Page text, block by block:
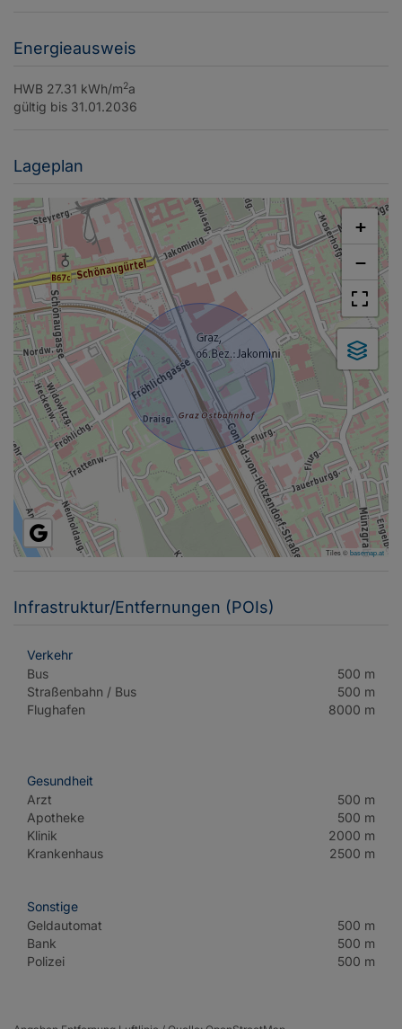
Energieausweis
HWB 27.31 kWh/m2a
gültig bis 31.01.2036
Lageplan
+
−
Tiles ©basemap.at
Infrastruktur/Entfernungen (POIs)
Verkehr
Bus
500 m
Straßenbahn / Bus
500 m
Flughafen
8000 m
Gesundheit
Arzt
500 m
Apotheke
500 m
Klinik
2000 m
Krankenhaus
2500 m
Sonstige
Geldautomat
500 m
Bank
500 m
Polizei
500 m